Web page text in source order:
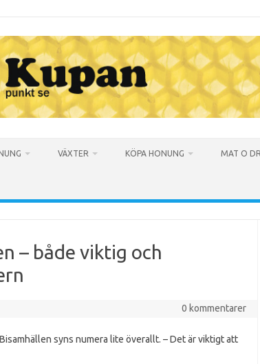
VÄXTER KÖPA HONUNG MAT O
– både viktig och
0 kommentarer
syns numera lite överallt. – Det är viktigt att